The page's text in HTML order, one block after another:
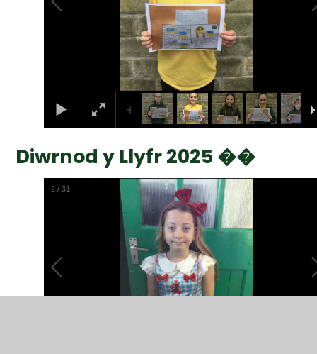
Diwrnod y Llyfr 2025 ��
2 /31